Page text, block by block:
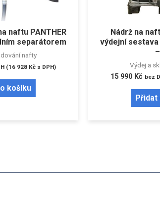
naftu PANTHER
separátorem
nafty
(16 928 Kč s DPH)
košíku
Nádrž na
výdejní sestava
Výdej a
15 990 Kč bez
Přidat